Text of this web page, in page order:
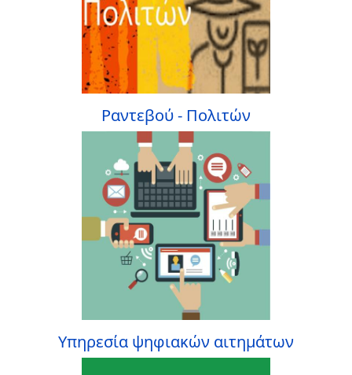
Ραντεβού - Πολιτών
Υπηρεσία ψηφιακών αιτημάτων